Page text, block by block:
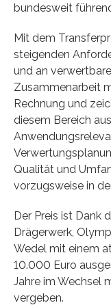
bundesweit
Mit dem
steigenden
und an
Zusammenarbeit
Rechnung und
diesem Bereich
Qualität und
vorzugsweise in
Der Preis ist Dank
Drägerwerk,
Wedel mit einem
10.000 Euro
Jahre im Wechsel
vergeben.